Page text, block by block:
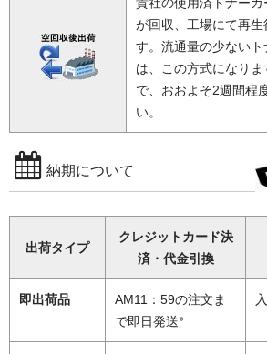
が回収、工場にて再生
す。流通量の少ない
は、この方式になり
で、おおよそ2週間程
い。
納期について
出荷タイプ
クレジットカード決
済・代金引換
即出荷品
AM11：59の注文ま
で即日発送※